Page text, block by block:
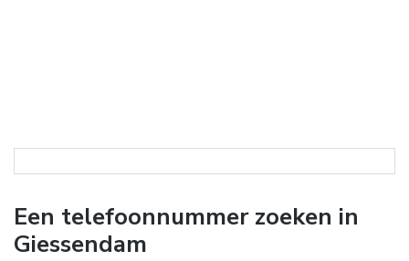
Een telefoonnummer zoeken in
Giessendam